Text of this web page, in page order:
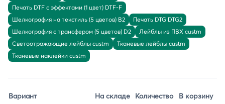
Печать DTF с эффектами (1 цвет) DTF-F
Шелкография на текстиль (5 цветов) B2
Печать DTG DTG2
Шелкография с трансфером (5 цветов) D2
Лейблы из ПВХ custm
Светоотражающие лейблы custm
Тканевые лейблы custm
Тканевые наклейки custm
Вариант На складе Количество В корзину